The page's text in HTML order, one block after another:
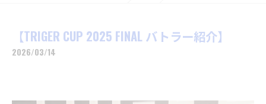
【TRIGER CUP 2025 FINAL バトラー紹介】
2026/03/14